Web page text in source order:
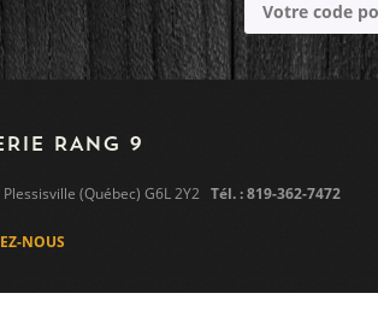
RANG 9
(Québec) G6L 2Y2 Tél. : 819-362-7472
NOUS